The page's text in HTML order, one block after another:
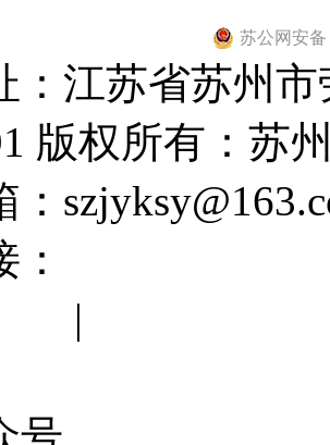
苏公网安备
：江苏省苏州
版权所有：苏
：
|